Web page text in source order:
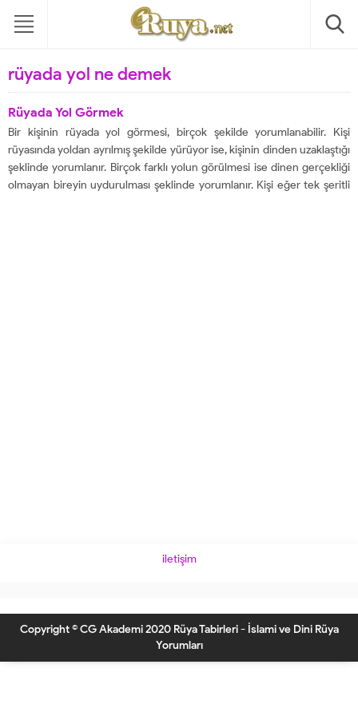
rüyada yol ne demek
Rüyada Yol Görmek
Bir kişinin rüyada yol görmesi, birçok şekilde yorumlanabilir. Kişi
rüyasında yoldan ayrılmış şekilde yürüyor ise, kişinin dinden uzaklaştığı
şeklinde yorumlanır. Birçok farklı yolun görülmesi ise dinen gerçekliği
olmayan bireyin uydurulması şeklinde yorumlanır. Kişi eğer tek şeritli
iletişim
Copyright © CG Akademi 2020 Rüya Tabirleri - İslami ve Dini Rüya
Yorumları